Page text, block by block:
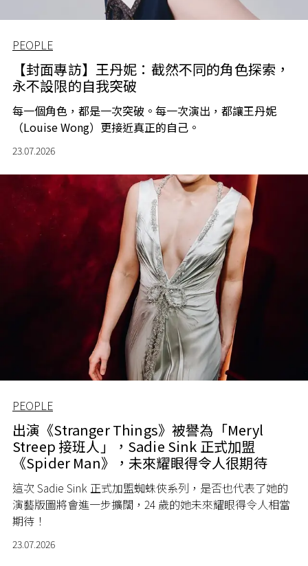
PEOPLE
【封面專訪】王丹妮：截然不同的角色探索，
永不設限的自我突破
每一個角色，都是一次突破。每一次演出，都讓王丹妮
（Louise Wong）更接近真正的自己。
23.07.2026
PEOPLE
出演《Stranger Things》被譽為「Meryl
Streep 接班人」，Sadie Sink 正式加盟
《Spider Man》，未來耀眼得令人很期待
這次 Sadie Sink 正式加盟蜘蛛俠系列，是否也代表了她的
演藝版圖將會進一步擴闊，24 歲的她未來耀眼得令人相當
期待！
23.07.2026